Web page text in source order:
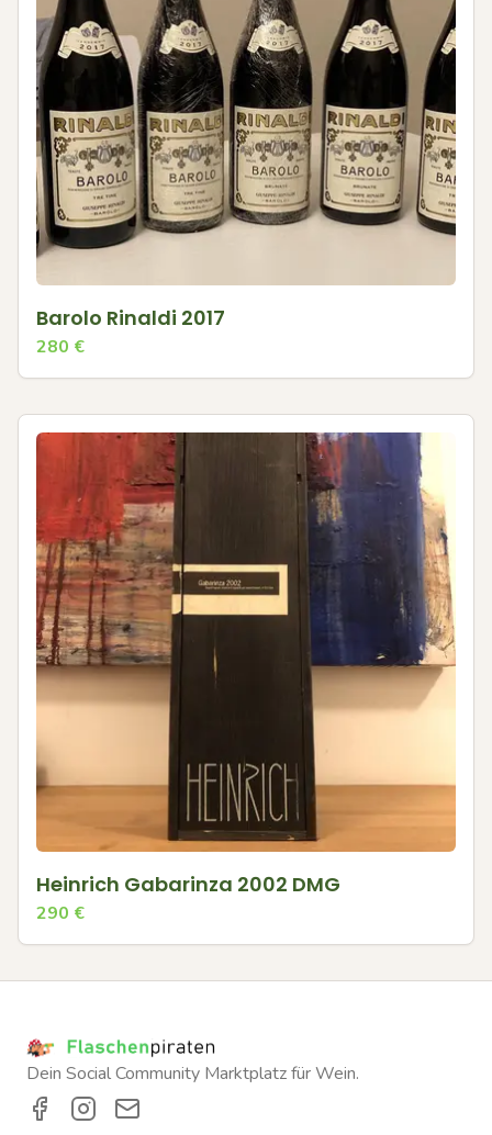
Barolo Rinaldi 2017
280 €
Heinrich Gabarinza 2002 DMG
290 €
Dein Social Community Marktplatz für Wein.